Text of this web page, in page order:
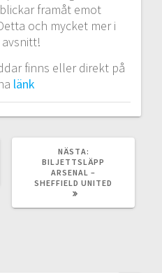
framåt emot
och mycket mer i
finns eller direkt på
länk
NÄSTA:
INLÄGG:
BILJETTSLÄPP
ARSENAL –
SHEFFIELD UNITED